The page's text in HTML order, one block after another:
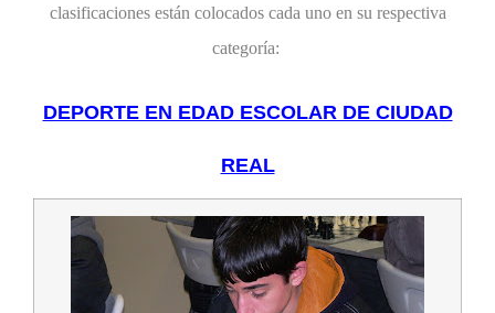
clasificaciones están colocados cada uno en su respectiva
categoría:
DEPORTE EN EDAD ESCOLAR DE CIUDAD
REAL